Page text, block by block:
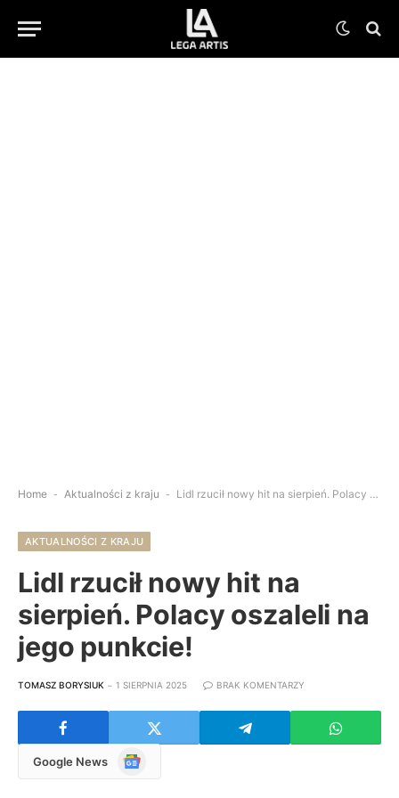
Home - Aktualności z kraju - Lidl rzucił nowy hit na sierpień. Polacy oszaleli na jego punkcie!
AKTUALNOŚCI Z KRAJU
Lidl rzucił nowy hit na
sierpień. Polacy oszaleli na
jego punkcie!
TOMASZ BORYSIUK 1 SIERPNIA 2025 BRAK KOMENTARZY
Google News
Google